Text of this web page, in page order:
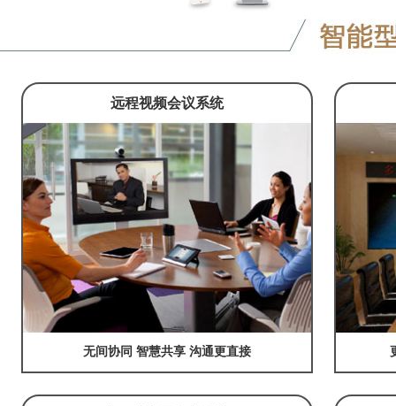
远程视频会议系统
无间协同 智慧共享 沟通更直接